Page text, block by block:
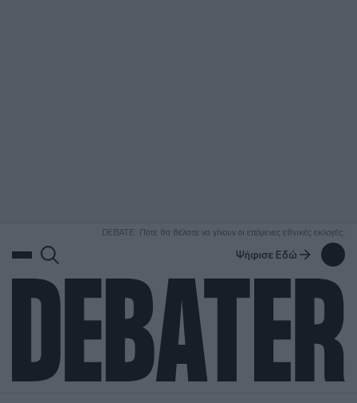
DEBATE: Πότε θα θέλατε να γίνουν οι επόμενες εθνικές εκλογές;
Ψήφισε Εδώ